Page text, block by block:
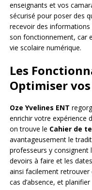
enseignants et vos
sécurisé pour poser des
recevoir des
son fonctionnement, car
vie scolaire numérique.
Les
Optimiser
Oze Yvelines ENT
enrichir votre expérience
on trouve le Cahier de
avantageusement le
professeurs y consignent
devoirs à faire et les
ainsi facilement
cas d’absence, et